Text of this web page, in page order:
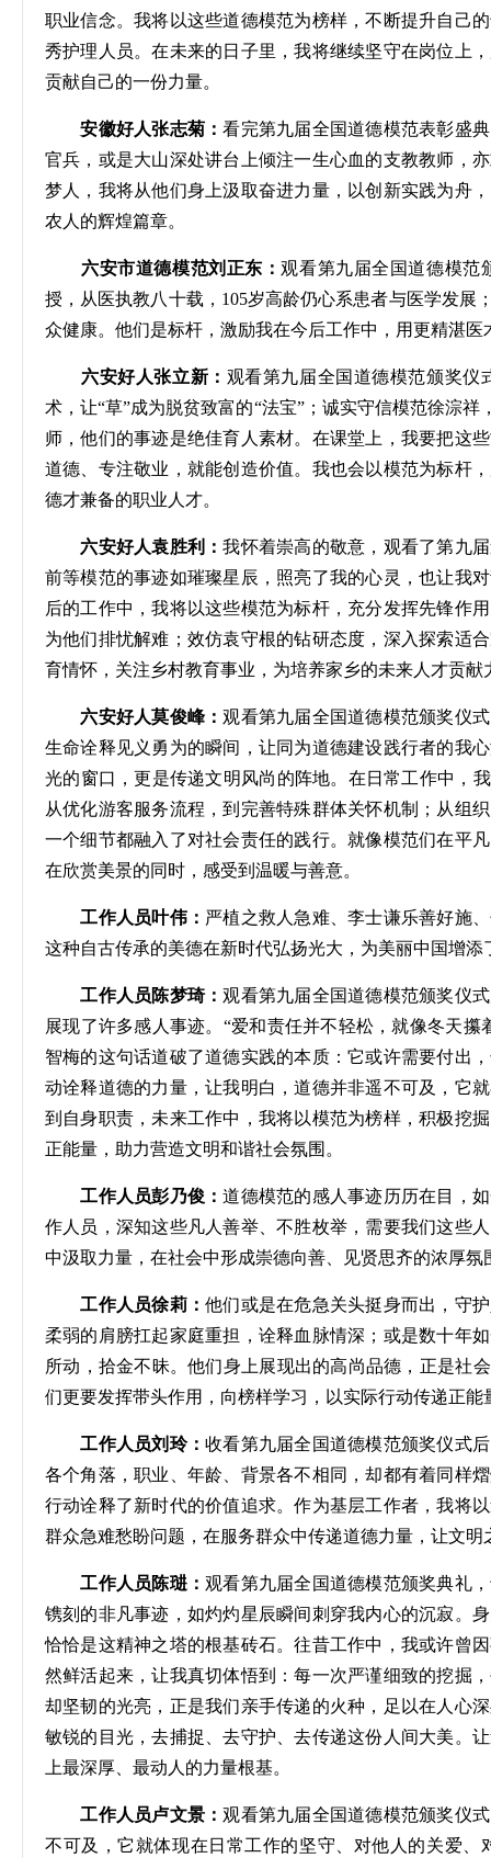
职业信念。我将以这些道德模范为榜样，不断提升自己
秀护理人员。在未来的日子里，我将继续坚守在岗位上
贡献自己的一份力量。
安徽好人张志菊：看完第九届全国道德模范表彰盛
官兵，或是大山深处讲台上倾注一生心血的支教教师，
梦人，我将从他们身上汲取奋进力量，以创新实践为舟
农人的辉煌篇章。
六安市道德模范刘正东：观看第九届全国道德模范
授，从医执教八十载， 105岁高龄仍心系患者与医学发展
众健康。他们是标杆，激励我在今后工作中，用更精湛
六安好人张立新： 观看第九届全国道德模范颁奖仪
术，让“草”成为脱贫致富的“法宝”；诚实守信模范徐淙
师，他们的事迹是绝佳育人素材。在课堂上，我要把这
道德、专注敬业，就能创造价值。我也会以模范为标杆
德才兼备的职业人才。
六安好人袁胜利：我怀着崇高的敬意，观看了第九
前等模范的事迹如璀璨星辰，照亮了我的心灵，也让我
后的工作中，我将以这些模范为标杆，充分发挥先锋作
为他们排忧解难；效仿袁守根的钻研态度，深入探索适
育情怀，关注乡村教育事业，为培养家乡的未来人才贡献
六安好人莫俊峰：观看第九届全国道德模范颁奖仪
生命诠释见义勇为的瞬间，让同为道德建设践行者的我
光的窗口，更是传递文明风尚的阵地。在日常工作中，
从优化游客服务流程，到完善特殊群体关怀机制；从组
一个细节都融入了对社会责任的践行。就像模范们在平
在欣赏美景的同时，感受到温暖与善意。
工作人员叶伟： 严植之救人急难、李士谦乐善好施
这种自古传承的美德在新时代弘扬光大，为美丽中国增添
工作人员陈梦琦：观看第九届全国道德模范颁奖仪
展现了许多感人事迹。 “爱和责任并不轻松，就像冬天攥
智梅的这句话道破了道德实践的本质：它或许需要付出
动诠释道德的力量，让我明白，道德并非遥不可及，它
到自身职责，未来工作中，我将以模范为榜样，积极挖
正能量，助力营造文明和谐社会氛围。
工作人员彭乃俊：道德模范的感人事迹历历在目，如
作人员，深知这些凡人善举、不胜枚举，需要我们这些
中汲取力量， 在社会中形成崇德向善、见贤思齐的浓厚氛
工作人员徐莉：他们或是在危急关头挺身而出，守
柔弱的肩膀扛起家庭重担，诠释血脉情深；或是数十年
所动，拾金不昧。他们身上展现出的高尚品德，正是社
们更要发挥带头作用，向榜样学习，以实际行动传递正能
工作人员刘玲：收看第九届全国道德模范颁奖仪式
各个角落，职业、年龄、背景各不相同，却都有着同样
行动诠释了新时代的价值追求。作为基层工作者，我将
群众急难愁盼问题，在服务群众中传递道德力量，让文明
工作人员陈琎：观看第九届全国道德模范颁奖典礼
镌刻的非凡事迹，如灼灼星辰瞬间刺穿我内心的沉寂。
恰恰是这精神之塔的根基砖石。往昔工作中，我或许曾
然鲜活起来，让我真切体悟到：每一次严谨细致的挖掘
却坚韧的光亮，正是我们亲手传递的火种，足以在人心
敏锐的目光，去捕捉、去守护、去传递这份人间大美。
上最深厚、最动人的力量根基。
工作人员卢文景：观看第九届全国道德模范颁奖仪
不可及，它就体现在日常工作的坚守、对他人的关爱